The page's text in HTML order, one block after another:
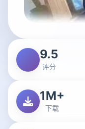
9.5
评分
1M+
下载